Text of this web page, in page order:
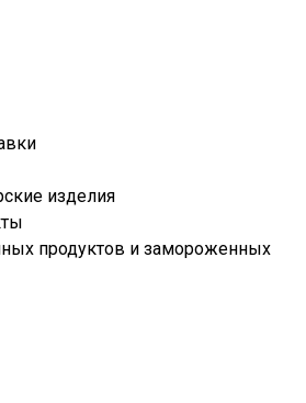
изделия
продуктов и замороженных